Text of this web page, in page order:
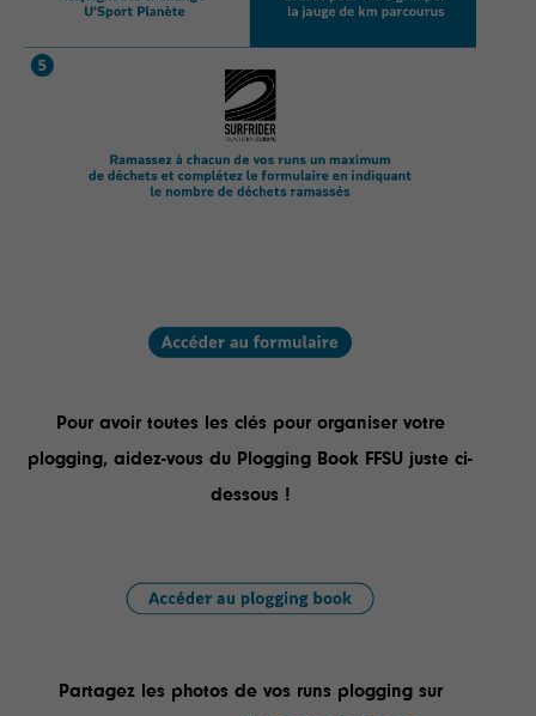
Pour avoir toutes les clés pour organiser votre
plogging, aidez-vous du Plogging Book FFSU juste ci-
dessous !
Partagez les photos de vos runs plogging sur